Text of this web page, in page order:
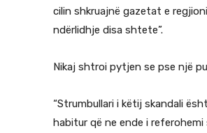
cilin shkruajnë gazetat e
ndërlidhje disa shtete”.
Nikaj shtroi pytjen se pse një
“Strumbullari i këtij skandali
habitur që ne ende i referohemi